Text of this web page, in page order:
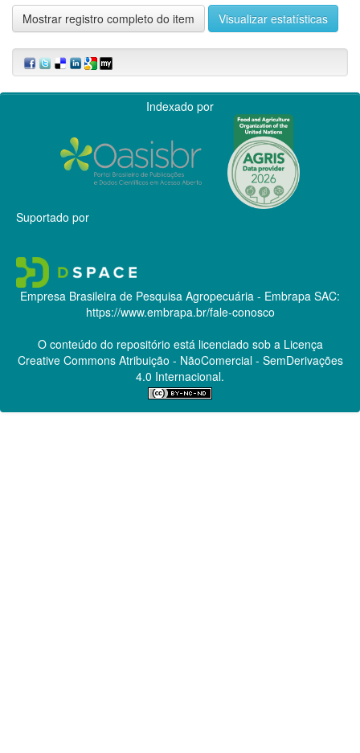
Mostrar registro completo do item Visualizar estatísticas
Indexado por
Suportado por
Empresa Brasileira de Pesquisa Agropecuária - Embrapa SAC:
https://www.embrapa.br/fale-conosco
O conteúdo do repositório está licenciado sob a Licença
Creative CommonsAtribuição - NãoComercial - SemDerivações
4.0 Internacional.